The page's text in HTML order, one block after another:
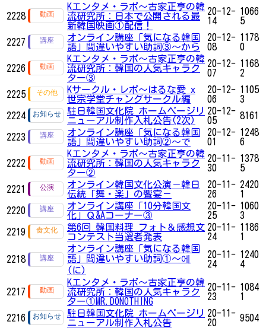
2228
Kエンタメ・ラボ～古家正亨の韓
流研究所：日本で公開される最
新韓国映画①配信！
20-12-
14
1066
5
2227
オンライン講座「気になる韓国
語」間違いやすい助詞③～から
20-12-
08
1178
0
2226
Kエンタメ・ラボ～古家正亨の韓
流研究所：韓国の人気キャラク
ター③
20-12-
07
1168
2
2225
Kサークル・レポ〜はるな愛 x
世宗学堂チャングサークル編
20-12-
06
1105
3
2224
駐日韓国文化院 ホームページリ
ニューアル制作入札公告(2次)
20-12-
05
8161
2223
オンライン講座「気になる韓国
語」間違いやすい助詞②～で
20-12-
01
1248
6
2222
Kエンタメ・ラボ～古家正亨の韓
流研究所：韓国の人気キャラク
ター②
20-11-
30
1378
5
2221
オンライン韓国文化公演－韓日
伝統「舞・楽」の饗宴－
20-11-
26
2420
1
2220
オンライン講座「10分韓国文
化」Ｑ&Aコーナー③
20-11-
25
1060
3
2219
第6回 韓国料理 フォト＆感想文
コンテスト当選者発表
20-11-
24
1186
1
2218
オンライン講座「気になる韓国
語」間違いやすい助詞①～에
(に)
20-11-
24
1240
4
2217
Kエンタメ・ラボ～古家正亨の韓
流研究所：韓国の人気キャラク
ター①MR.DONOTHING
20-11-
23
1084
1
2216
駐日韓国文化院 ホームページリ
ニューアル制作入札公告
20-11-
20
9504